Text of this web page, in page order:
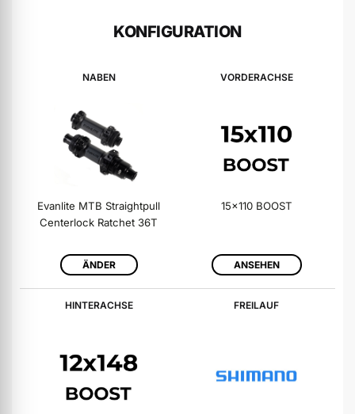
KONFIGURATION
NABEN
Evanlite MTB Straightpull
Centerlock Ratchet 36T
ÄNDER
VORDERACHSE
15x110 BOOST
ANSEHEN
HINTERACHSE FREILAUF